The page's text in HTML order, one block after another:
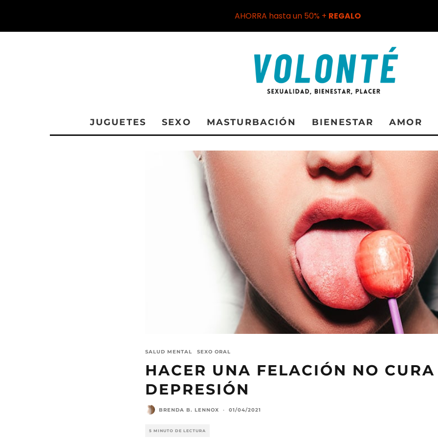
JUGUETES SEXO MASTURBACIÓN BIENESTAR AMOR
SALUD MENTAL SEXO ORAL
HACER UNA FELACIÓN NO
DEPRESIÓN
BRENDA B. LENNOX · 01/04/2021
5 MINUTO DE LECTURA
AHORRA hasta un 50% + REGALO